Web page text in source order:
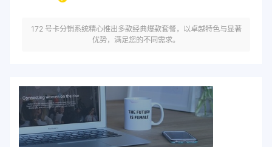
172 号卡分销系统精心推出多款经典爆款套餐，以卓越特色与显著
优势，满足您的不同需求。